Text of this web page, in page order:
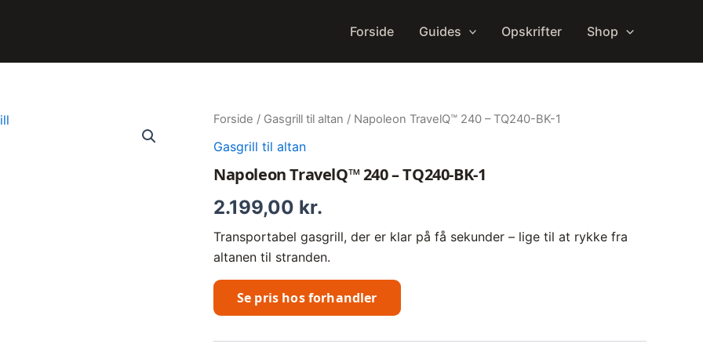
Forside Guides Opskrifter Shop
Forside / Gasgrill til altan / Napoleon TravelQ™ 240 – TQ240-BK-1
Gasgrill til altan
Napoleon TravelQ™ 240 – TQ240-BK-1
2.199,00 kr.
Transportabel gasgrill, der er klar på få sekunder – lige til at rykke fra
altanen til stranden.
Se pris hos forhandler